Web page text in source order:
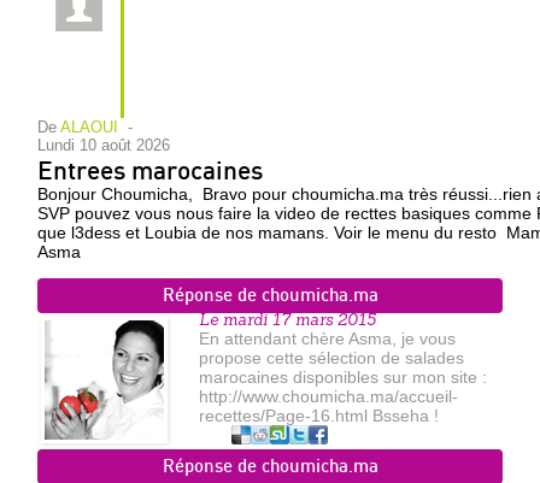
De ALAOUI
-
lundi 10 août 2026
Entrees marocaines
Bonjour Choumicha, Bravo pour choumicha.ma très
SVP pouvez vous nous faire la video de recttes basiques
que l3dess et Loubia de nos mamans. Voir le menu du resto
Asma
Réponse de choumicha.ma
Le mardi 17 mars 2015
En attendant chère Asma, je vous
propose cette sélection de salades
marocaines disponibles sur mon site :
http://www.choumicha.ma/accueil-
recettes/Page-16.html Bsseha !
Réponse de choumicha.ma